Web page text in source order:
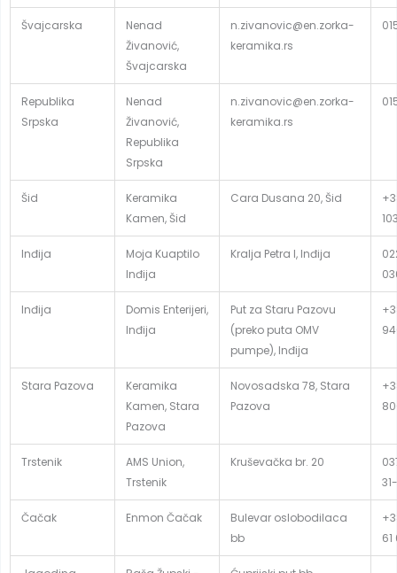
Švajcarska
Nenad
Živanović,
Švajcarska
n.zivanovic@en.zorka-
keramika.rs
Republika
Srpska
Nenad
Živanović,
Republika
Srpska
n.zivanovic@en.zorka-
keramika.rs
Šid
Keramika
Kamen, Šid
Cara Dusana 20, Šid
Inđija
Moja Kuaptilo
Inđija
Kralja Petra I, Inđija
Inđija
Domis Enterijeri,
Inđija
Put za Staru Pazovu
(preko puta OMV
pumpe), Inđija
Stara Pazova
Keramika
Kamen, Stara
Pazova
Novosadska 78, Stara
Pazova
Trstenik
AMS Union,
Trstenik
Kruševačka br. 20
Čačak Enmon Čačak
Bulevar oslobodilaca
bb